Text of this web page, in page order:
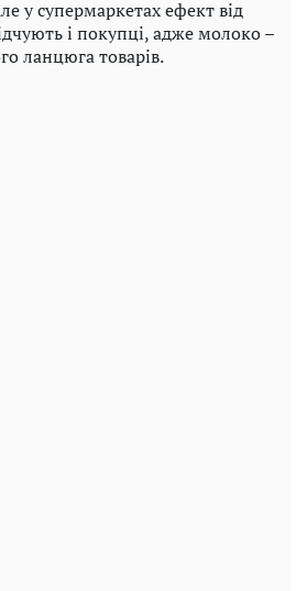
у супермаркетах ефект від
і покупці, адже молоко –
ланцюга товарів.